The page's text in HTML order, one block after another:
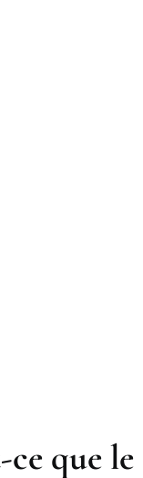
ce que